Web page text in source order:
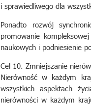
i sprawiedliwego dla
Ponadto rozwój
promowanie
naukowych i podniesienie
Cel 10. Zmniejszanie
Nierówność w każdym
wszystkich aspektach
nierówności w każdym